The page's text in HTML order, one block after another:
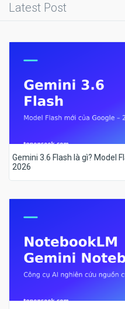
Latest Post
Gemini 3.6 Flash là gì? Model
2026